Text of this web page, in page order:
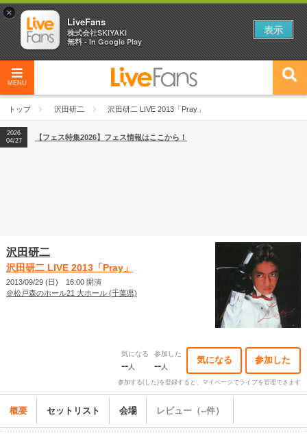
MENU
トップ 沢田研二 沢田研二 LIVE 2013「Pray」
2026
04/27
2026
【ライブ動員ランキング】2026年上半期編発表！
2026
04/27
【フェス特集2026】フェス情報はここから！
沢田研二
沢田研二 LIVE 2013「Pray」
2013/09/29 (日) 16:00 開演
＠松戸森のホール21 大ホール (千葉県)
気になる
--人
参加した
--人
気になる 参加した
参加する(した)を登録すると、マイページでライブを管理できます
概要 セットリスト 会場 レビュー（--件）
×
LiveFans
株式会社SKIYAKI
無料 - In Google Play
表示